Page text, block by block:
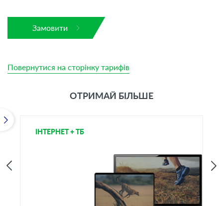
Замовити
Повернутися на сторінку тарифів
ОТРИМАЙ БІЛЬШЕ
ІНТЕРНЕТ + ТБ